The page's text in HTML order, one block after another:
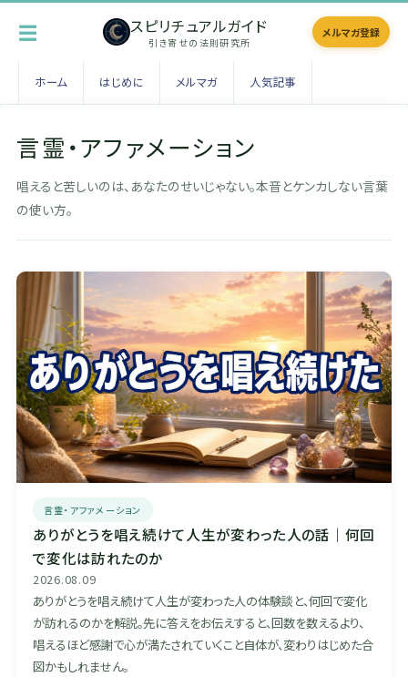
☰ スピリチュアルガイド
引き寄せの法則研究所
メルマガ登録
ホーム はじめに メルマガ 人気記事
言霊・アファメーション
唱えると苦しいのは、あなたのせいじゃない。本音とケンカしない言葉
の使い方。
言霊・アファメーション
ありがとうを唱え続けて人生が変わった人の話｜何回
で変化は訪れたのか
2026.08.09
ありがとうを唱え続けて人生が変わった人の体験談と、何回で変化
が訪れるのかを解説。先に答えをお伝えすると、回数を数えるより、
唱えるほど感謝で心が満たされていくこと自体が、変わりはじめた合
図かもしれません。